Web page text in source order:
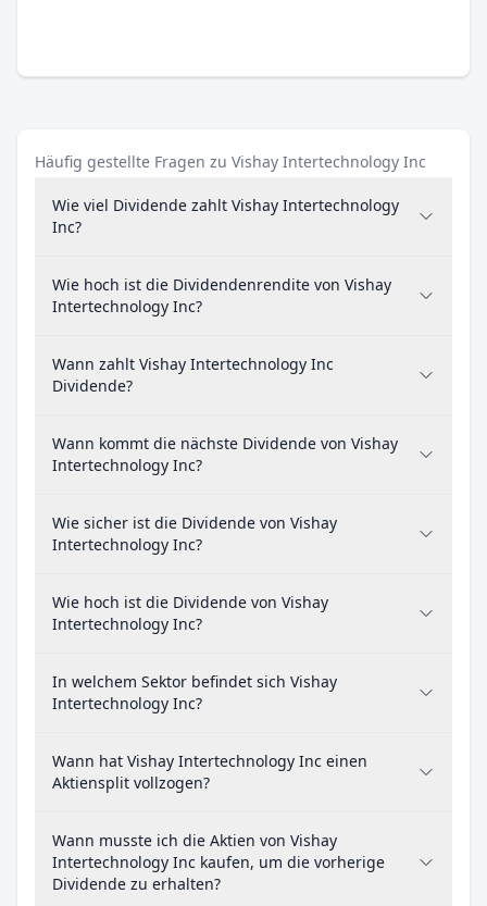
Häufig gestellte Fragen zu Vishay Intertechnology Inc
Wie viel Dividende zahlt Vishay Intertechnology
Inc?
Wie hoch ist die Dividendenrendite von Vishay
Intertechnology Inc?
Wann zahlt Vishay Intertechnology Inc
Dividende?
Wann kommt die nächste Dividende von Vishay
Intertechnology Inc?
Wie sicher ist die Dividende von Vishay
Intertechnology Inc?
Wie hoch ist die Dividende von Vishay
Intertechnology Inc?
In welchem Sektor befindet sich Vishay
Intertechnology Inc?
Wann hat Vishay Intertechnology Inc einen
Aktiensplit vollzogen?
Wann musste ich die Aktien von Vishay
Intertechnology Inc kaufen, um die vorherige
Dividende zu erhalten?